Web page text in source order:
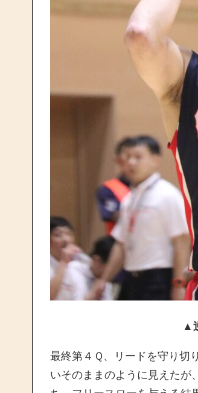
▲
最終第４Ｑ、リードを守り切
いそのままのように見えたが